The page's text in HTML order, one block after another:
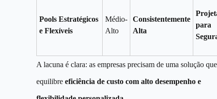
Pools Estratégicos
e Flexíveis
Médio-
Alto
Consistentemente
Alta
para
A lacuna é clara: as empresas precisam de uma solução que
equilibre eficiência de custo com alto desempenho e